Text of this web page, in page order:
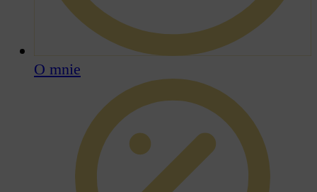
O mnie